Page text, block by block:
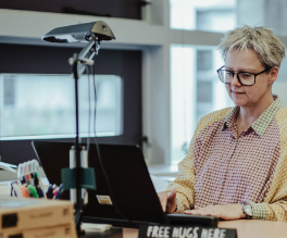
HF-enkeltfag - Grenaa, Hornslet
Brobygning/introforløb
VID ERHVERVSUDDANNELSER
Direkte fra 9/10. klasse
Erhvervsuddannelser (EUD, EUX)
Brobygning/introforløb